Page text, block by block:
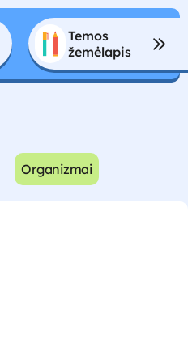
Temos
žemėlapis
Organizmai